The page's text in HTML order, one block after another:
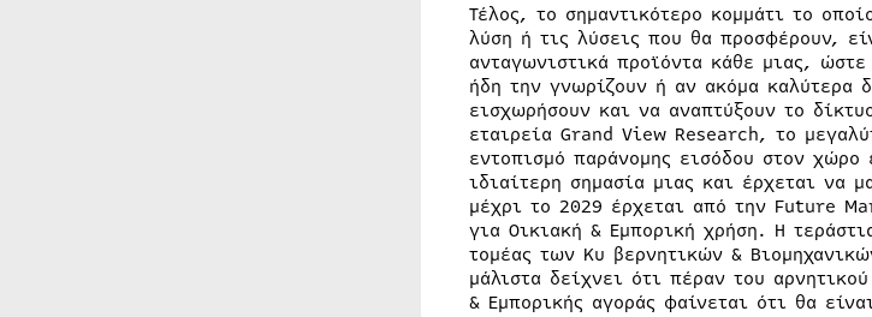
Τέλος, το σημαντικότερο κομμάτι το
λύση ή τις λύσεις που θα προσφέρουν,
ανταγωνιστικά προϊόντα κάθε μιας,
ήδη την γνωρίζουν ή αν ακόμα καλύτερα
εισχωρήσουν και να αναπτύξουν το
εταιρεία Grand View Research, το
εντοπισμό παράνομης εισόδου στον
ιδιαίτερη σημασία μιας και έρχεται να
μέχρι το 2029 έρχεται από την Future
για Οικιακή & Εμπορική χρήση. Η
τομέας των Κυ βερνητικών &
μάλιστα δείχνει ότι πέραν του
& Εμπορικής αγοράς φαίνεται ότι θα